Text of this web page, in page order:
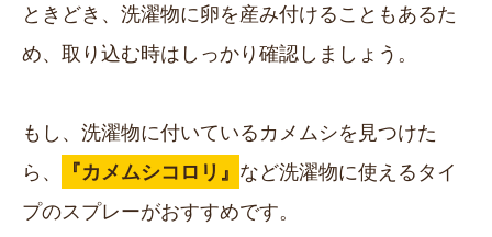
ときどき、洗濯物に卵を産み付けることもあるた
め、取り込む時はしっかり確認しましょう。
もし、洗濯物に付いているカメムシを見つけた
ら、
『カメムシコロリ』 など洗濯物に使えるタイ
プのスプレーがおすすめです。